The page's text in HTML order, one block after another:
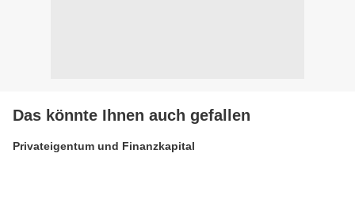
Das könnte Ihnen auch gefallen
Privateigentum und Finanzkapital